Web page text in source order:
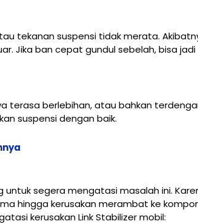
tekanan suspensi tidak merata.
Jika ban cepat gundul sebelah, bisa
berlebihan, atau bahkan
suspensi dengan baik.
segera mengatasi masalah ini.
hingga kerusakan merambat ke
kerusakan Link Stabilizer mobil: